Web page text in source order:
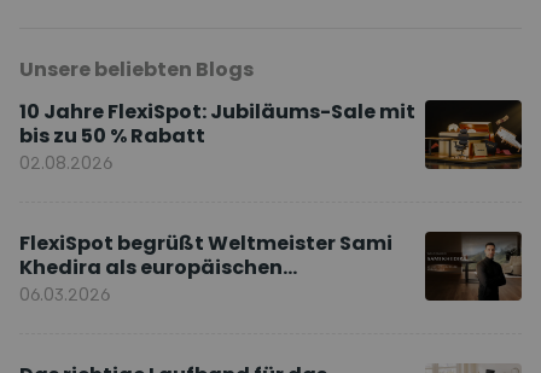
Unsere beliebten Blogs
10 Jahre FlexiSpot: Jubiläums-Sale mit
bis zu 50 % Rabatt
02.08.2026
FlexiSpot begrüßt Weltmeister Sami
Khedira als europäischen
Markenbotschafter
06.03.2026